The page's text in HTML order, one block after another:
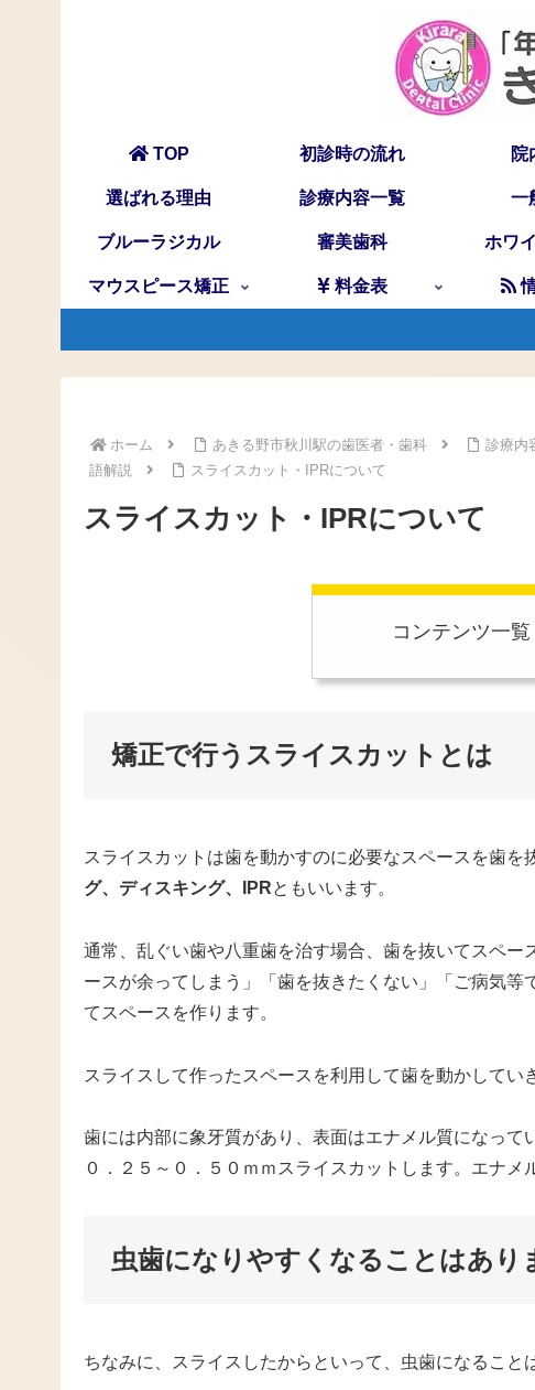
TOP 初診時の流れ 院
選ばれる理由 診療内容一覧 一
ブルーラジカル 審美歯科 ホワ
マウスピース矯正 料金表
ホーム あきる野市秋川駅の歯医者・歯科 診療内
語解説
スライスカット・IPRについて
スライスカット・IPRについて
コンテンツ一覧
矯正で行うスライスカットとは
スライスカットは歯を動かすのに必要なスペースを歯を
グ、ディスキング、IPRともいいます。
通常、乱ぐい歯や八重歯を治す場合、歯を抜いてスペ
ースが余ってしまう」「歯を抜きたくない」「ご病気
てスペースを作ります。
スライスして作ったスペースを利用して歯を動かしてい
歯には内部に象牙質があり、表面はエナメル質になっ
０．２５～０．５０ｍｍスライスカットします。エナ
虫歯になりやすくなることはあり
ちなみに、スライスしたからといって、虫歯になること